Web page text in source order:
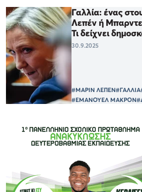
Γαλλία: ένας
Λεπέν ή
Τι δείχνει
30.9.2025
#ΜΑΡΙΝ ΛΕΠΕΝ#ΓΑΛΛΙΑ
#ΕΜΑΝΟΥΕΛ ΜΑΚΡΟΝ